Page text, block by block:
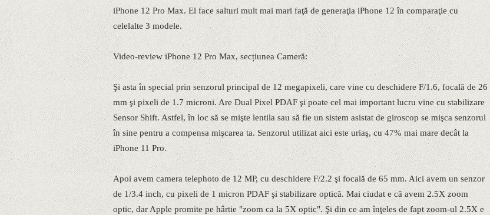
iPhone 12 Pro Max. El face salturi mult mai mari faţă de generaţia iPhone 12 în comparaţie cu
celelalte 3 modele.
Video-review iPhone 12 Pro Max, secțiunea Cameră:
Şi asta în special prin senzorul principal de 12 megapixeli, care vine cu deschidere F/1.6, focală de 26
mm şi pixeli de 1.7 microni. Are Dual Pixel PDAF şi poate cel mai important lucru vine cu stabilizare
Sensor Shift. Astfel, în loc să se mişte lentila sau să fie un sistem asistat de giroscop se mişca senzorul
în sine pentru a compensa mişcarea ta. Senzorul utilizat aici este uriaş, cu 47% mai mare decât la
iPhone 11 Pro.
Apoi avem camera telephoto de 12 MP, cu deschidere F/2.2 şi focală de 65 mm. Aici avem un senzor
de 1/3.4 inch, cu pixeli de 1 micron PDAF şi stabilizare optică. Mai ciudat e că avem 2.5X zoom
optic, dar Apple promite pe hârtie "zoom ca la 5X optic". Şi din ce am înţeles de fapt zoom-ul 2.5X e